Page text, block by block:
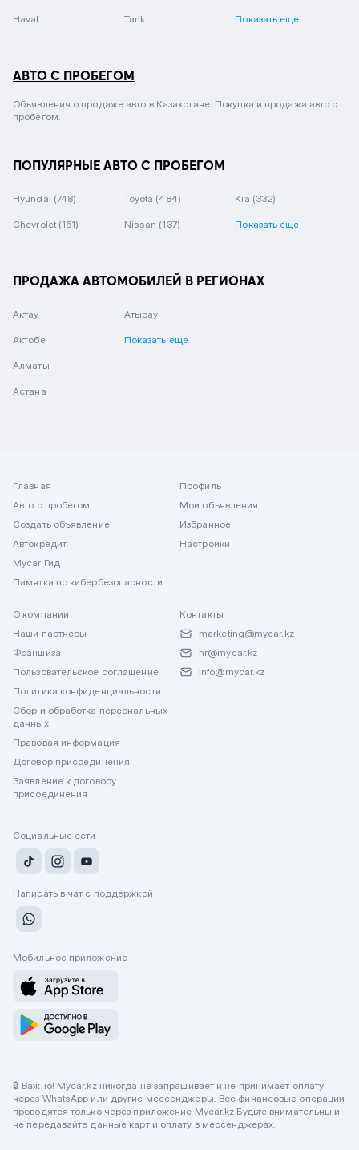
Haval Tank Показать еще
АВТО С ПРОБЕГОМ
Объявления о продаже авто в Казахстане. Покупка и продажа авто с
пробегом.
ПОПУЛЯРНЫЕ АВТО С ПРОБЕГОМ
Hyundai (748) Toyota (484) Kia (332)
Chevrolet (161) Nissan (137) Показать еще
ПРОДАЖА АВТОМОБИЛЕЙ В РЕГИОНАХ
Актау
Актобе
Алматы
Астана
Атырау
Показать еще
Главная
Авто с пробегом
Создать объявление
Автокредит
Mycar Гид
Памятка по кибербезопасности
Профиль
Мои объявления
Избранное
Настройки
О компании
Наши партнеры
Франшиза
Пользовательское соглашение
Политика конфиденциальности
Сбор и обработка персональных
данных
Правовая информация
Договор присоединения
Заявление к договору
присоединения
Контакты
marketing@mycar.kz
hr@mycar.kz
info@mycar.kz
Социальные сети
Написать в чат с поддержкой
Мобильное приложение
🔒 Важно! Mycar.kz никогда не запрашивает и не принимает оплату
через WhatsApp или другие мессенджеры. Все финансовые операции
проводятся только через приложение Mycar.kz Будьте внимательны и
не передавайте данные карт и оплату в мессенджерах.